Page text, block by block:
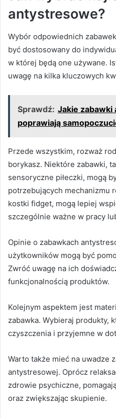
antystresowe?
Wybór odpowiednich
być dostosowany do
w której będą one używane.
uwagę na kilka kluczowych
Sprawdź: Jakie
poprawiają
Przede wszystkim, rozważ
borykasz. Niektóre zabawki,
sensoryczne piłeczki, mogą
potrzebujących mechanizmu
kostki fidget, mogą lepiej
szczególnie ważne w pracy
Opinie o zabawkach
użytkowników mogą być
Zwróć uwagę na ich
funkcjonalnością produktów.
Kolejnym aspektem jest
zabawka. Wybieraj produkty,
czyszczenia i przyjemne w
Warto także mieć na uwadze
antystresowej. Oprócz
zdrowie psychiczne,
oraz zwiększając skupienie.